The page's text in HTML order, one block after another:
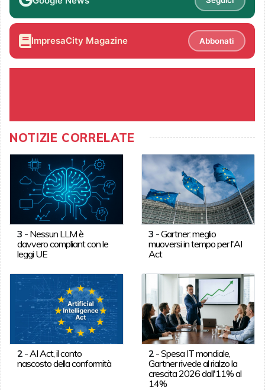
ImpresaCity Magazine Abbonati
NOTIZIE CORRELATE
3 - Nessun LLM è
davvero compliant con le
leggi UE
3 -Gartner: meglio
muoversi in tempo per l'AI
Act
2- AI Act, il conto
nascosto della conformità
2 -Spesa IT mondiale,
Gartner rivede al rialzo la
crescita 2026 dall'11% al
14%